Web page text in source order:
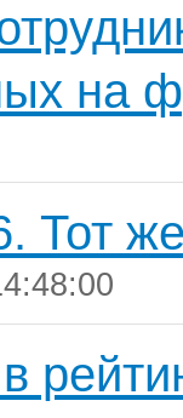
на
Тот